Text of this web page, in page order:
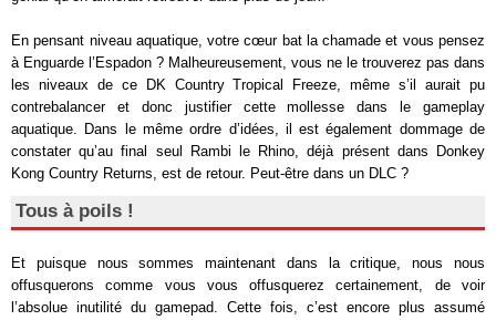
En pensant niveau aquatique, votre cœur bat la chamade et vous pensez
à Enguarde l’Espadon ? Malheureusement, vous ne le trouverez pas dans
les niveaux de ce DK Country Tropical Freeze, même s’il aurait pu
contrebalancer et donc justifier cette mollesse dans le gameplay
aquatique. Dans le même ordre d’idées, il est également dommage de
constater qu’au final seul Rambi le Rhino, déjà présent dans Donkey
Kong Country Returns, est de retour. Peut-être dans un DLC ?
Tous à poils !
Et puisque nous sommes maintenant dans la critique, nous nous
offusquerons comme vous vous offusquerez certainement, de voir
l’absolue inutilité du gamepad. Cette fois, c’est encore plus assumé